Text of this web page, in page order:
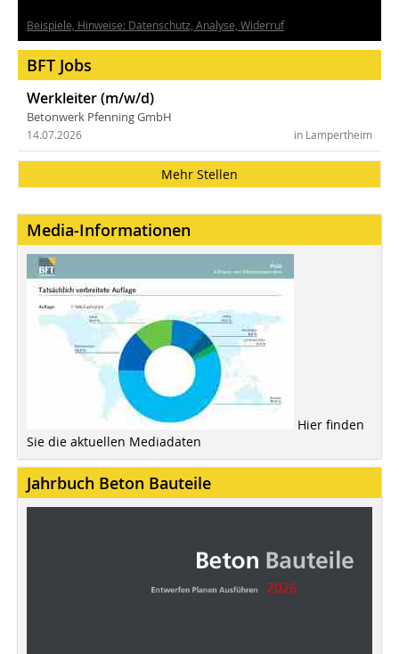
Beispiele, Hinweise: Datenschutz, Analyse, Widerruf
BFT Jobs
Werkleiter (m/w/d)
Betonwerk Pfenning GmbH
in Lampertheim
14.07.2026
Mehr Stellen
Media-Informationen
Hier finden
Sie die aktuellen Mediadaten
Jahrbuch Beton Bauteile